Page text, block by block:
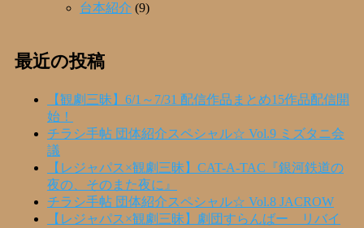
台本紹介 (9)
最近の投稿
【観劇三昧】6/1～7/31 配信作品まとめ15作品配信開
始！
チラシ手帖 団体紹介スペシャル☆ Vol.9 ミズタニ会
議
【レジャパス×観劇三昧】CAT-A-TAC『銀河鉄道の
夜の、そのまた夜に』
チラシ手帖 団体紹介スペシャル☆ Vol.8 JACROW
【レジャパス×観劇三昧】劇団すらんばー リバイ